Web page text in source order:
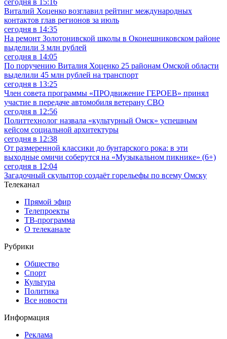
сегодня в 15:16
Виталий Хоценко возглавил рейтинг международных
контактов глав регионов за июль
сегодня в 14:35
На ремонт Золотонивской школы в Оконешниковском районе
выделили 3 млн рублей
сегодня в 14:05
По поручению Виталия Хоценко 25 районам Омской области
выделили 45 млн рублей на транспорт
сегодня в 13:25
Член совета программы «ПРОдвижение ГЕРОЕВ» принял
участие в передаче автомобиля ветерану СВО
сегодня в 12:56
Политтехнолог назвала «культурный Омск» успешным
кейсом социальной архитектуры
сегодня в 12:38
От размеренной классики до бунтарского рока: в эти
выходные омичи соберутся на «Музыкальном пикнике» (6+)
сегодня в 12:04
Загадочный скульптор создаёт горельефы по всему Омску
Телеканал
Прямой эфир
Телепроекты
ТВ-программа
О телеканале
Рубрики
Общество
Спорт
Культура
Политика
Все новости
Информация
Реклама